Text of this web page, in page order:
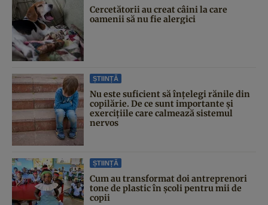
Cercetătorii au creat câini la care
oamenii să nu fie alergici
ȘTIINȚĂ
Nu este suficient să înțelegi rănile din
copilărie. De ce sunt importante și
exercițiile care calmează sistemul
nervos
ȘTIINȚĂ
Cum au transformat doi antreprenori
tone de plastic în școli pentru mii de
copii